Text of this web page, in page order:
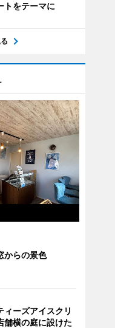
トをテーマに
からの景色
ィーズアイスクリ
舗横の庭に設けた